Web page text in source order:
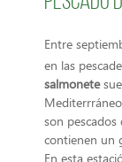
Entre
en las
salmonete
son
contienen un
En esta